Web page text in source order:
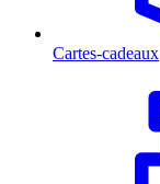
Cartes-cadeaux